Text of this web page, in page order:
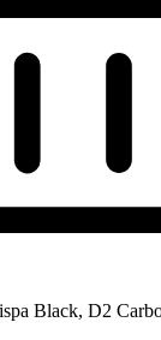
Black, D2